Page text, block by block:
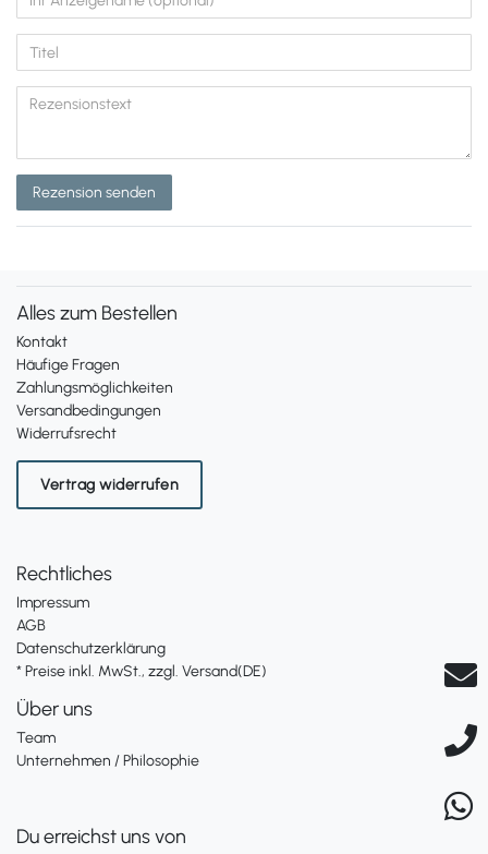
Rezension senden
Alles zum Bestellen
Kontakt
Häufige Fragen
Zahlungsmöglichkeiten
Versandbedingungen
Widerrufsrecht
Vertrag widerrufen
Rechtliches
Impressum
AGB
Datenschutzerklärung
* Preise inkl. MwSt., zzgl. Versand(DE)
Über uns
Team
Unternehmen / Philosophie
Du erreichst uns von